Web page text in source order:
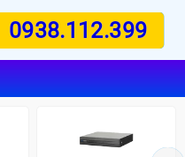
0938.112.399